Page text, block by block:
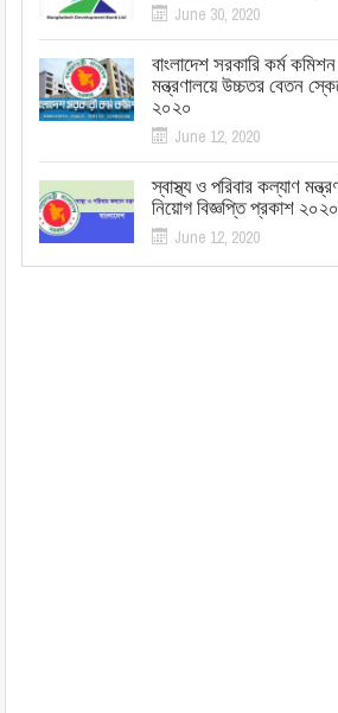
June 30, 2020
বাংলাদেশ সরকারি কর্ম
মন্ত্রণালয়ে উচ্চতর বেতন
২০২০
June 12, 2020
স্বাস্থ্য ও পরিবার কল্যাণ
নিয়োগ বিজ্ঞপ্তি প্রকাশ ২০২০
June 12, 2020